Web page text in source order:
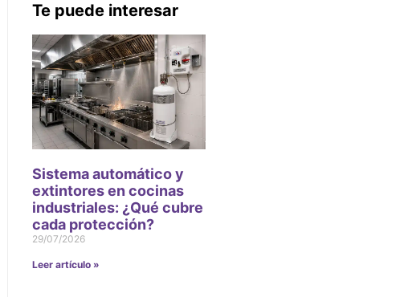
Te puede interesar
Sistema automático y
extintores en cocinas
industriales: ¿Qué cubre
cada protección?
29/07/2026
Leer artículo »